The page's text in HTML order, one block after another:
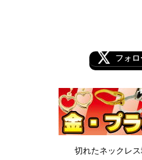
フォ
切れたネックレス